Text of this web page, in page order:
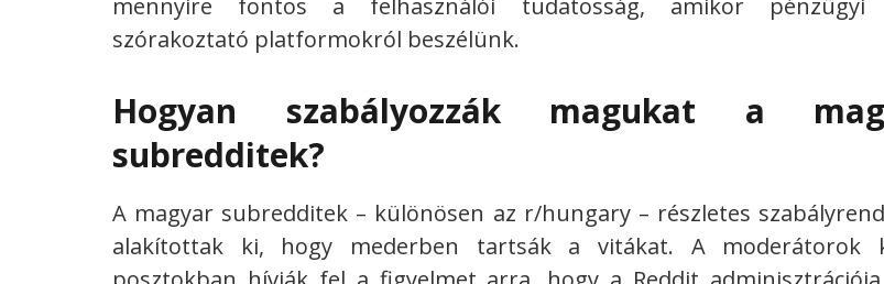
mennyire fontos a felhasználói tudatosság, amikor pénzügyi
szórakoztató platformokról beszélünk.
Hogyan szabályozzák magukat a
subredditek?
A magyar subredditek – különösen az r/hungary – részletes
alakítottak ki, hogy mederben tartsák a vitákat. A moderátorok